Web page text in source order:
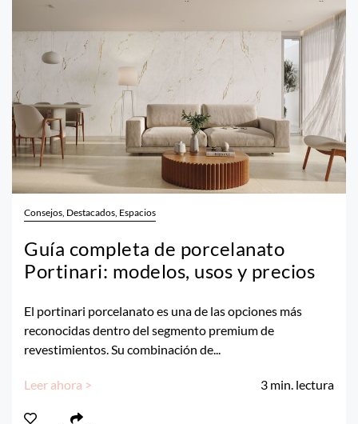
Consejos, Destacados, Espacios
Guía completa de porcelanato
Portinari: modelos, usos y precios
El portinari porcelanato es una de las opciones más
reconocidas dentro del segmento premium de
revestimientos. Su combinación de...
Leer ahora > 3 min. lectura